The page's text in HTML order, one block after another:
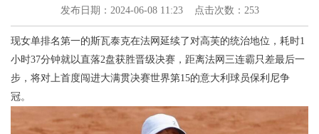
发布日期：2024-06-08 11:23 点击次数：253
现女单排名第一的斯瓦泰克在法网延续了对高芙的统治地位，耗时1
小时37分钟就以直落2盘获胜晋级决赛，距离法网三连霸只差最后一
步，将对上首度闯进大满贯决赛世界第15的意大利球员保利尼争
冠。